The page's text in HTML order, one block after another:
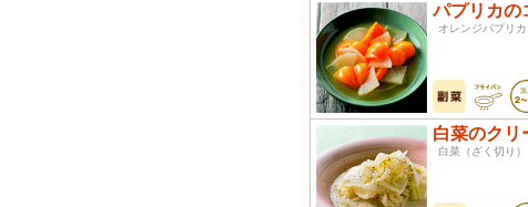
パプリカの
オレンジパプ
白菜のクリ
白菜（ざく切